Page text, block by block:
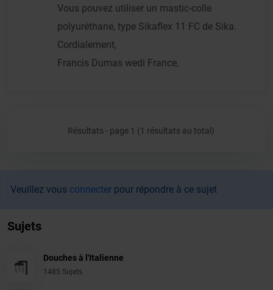
Vous pouvez utiliser un mastic-colle
polyuréthane, type Sikaflex 11 FC de Sika.
Cordialement,
Francis Dumas wedi France,
Résultats - page 1 (1 résultats au total)
Veuillez vous connecter pour répondre à ce sujet
Sujets
Douches à l'Italienne
1485 Sujets